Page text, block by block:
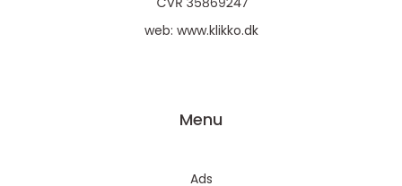
web: www.klikko.dk
Menu
Ads